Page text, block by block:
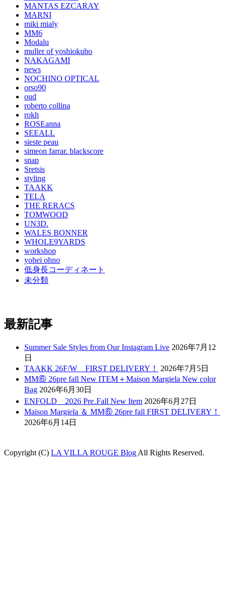
MANTAS EZCARAY
MARNI
miki mialy
MM6
Modalu
muller of yoshiokubo
NAKAGAMI
news
NOCHINO OPTICAL
orso90
oud
roberto collina
rokh
ROSEanna
SEEALL
sieste peau
simeon farrar. blackscore
snap
Sretsis
styling
TAAKK
TELA
THE RERACS
TOMWOOD
UN3D.
WALES BONNER
WHOLE9YARDS
workshop
yohei ohno
低身長コーディネート
未分類
最新記事
Summer Sale Styles from Our Instagram Live 2026年7月12
日
TAAKK 26F/W FIRST DELIVERY！
2026年7月5日
MM⑥ 26pre fall New ITEM＋Maison Margiela New color
Bag 2026年6月30日
ENFOLD 2026 Pre₋Fall New Item 2026年6月27日
Maison Margiela ＆ MM⑥ 26pre fall FIRST DELIVERY！
2026年6月14日
Copyright (C) LA VILLA ROUGE Blog All Rights Reserved.